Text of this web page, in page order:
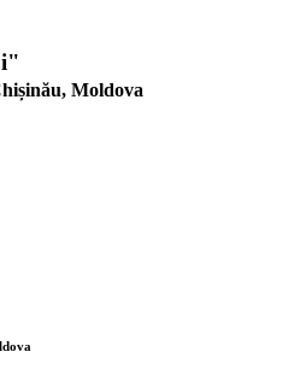
Moldova